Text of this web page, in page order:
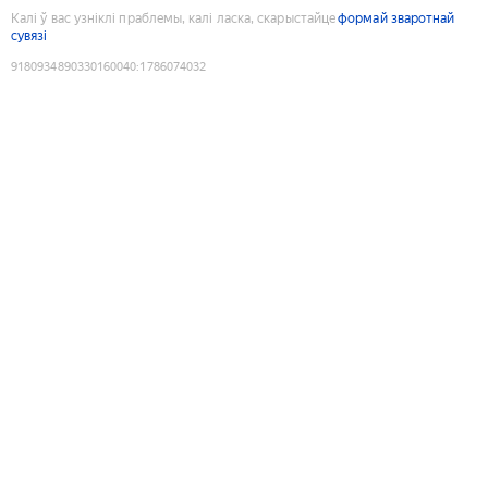
Калі ў вас узніклі праблемы, калі ласка, скарыстайцеформай зваротнай
сувязі
9180934890330160040:1786074032